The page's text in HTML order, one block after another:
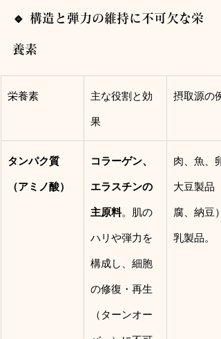
🔹 構造と弾力の維持に不可欠な栄
養素
栄養素 主な役割と効
果
摂取源の例
タンパク質
（アミノ酸）
コラーゲン、
エラスチンの
主原料。肌の
ハリや弾力を
構成し、細胞
の修復・再生
（ターンオー
肉、魚、
大豆製品
腐、納豆
乳製品。